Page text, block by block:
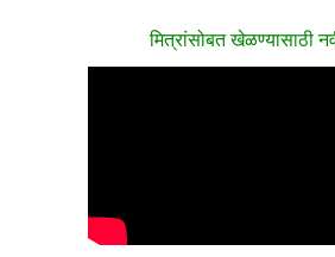
मित्रांसोबत खेळण्यासाठी